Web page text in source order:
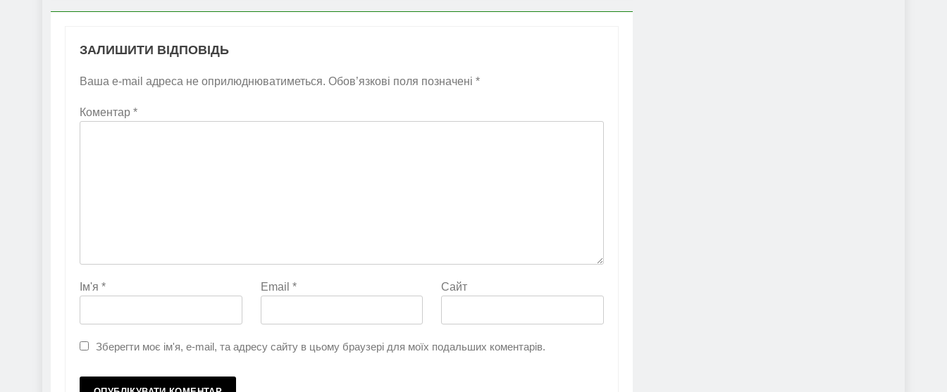
ЗАЛИШИТИ ВІДПОВІДЬ
Ваша e-mail адреса не оприлюднюватиметься. Обов’язкові поля позначені *
Коментар *
Ім'я * Email * Сайт
Зберегти моє ім'я, e-mail, та адресу сайту в цьому браузері для моїх подальших коментарів.